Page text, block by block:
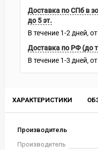
ХАРАКТЕРИСТИКИ
Производитель
Производитель
Доставка по СПб в
до 5 эт.
В течение 1-2 дней
Доставка по РФ (до
В течение 1-3 дней